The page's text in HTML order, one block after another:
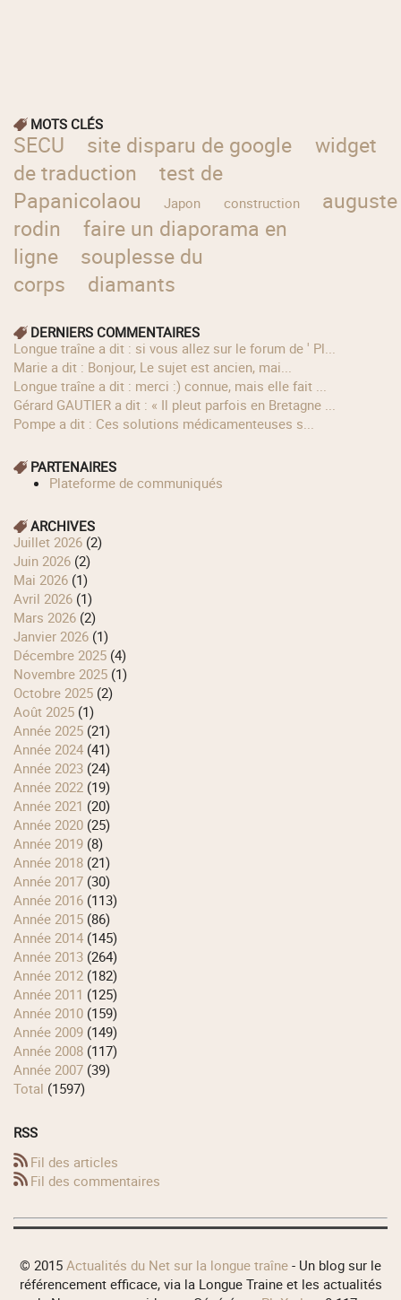
MOTS CLÉS
SECU site disparu de google
widget
de traduction
test de
Papanicolaou
Japon construction
auguste
rodin
faire un diaporama en
ligne
souplesse du
corps
diamants
DERNIERS COMMENTAIRES
longue traîne a dit : si vous allez sur le forum de ' Pl...
Marie a dit : Bonjour, Le sujet est ancien, mai...
longue traîne a dit : merci :) connue, mais elle fait ...
Gérard GAUTIER a dit : « Il pleut parfois en Bretagne ...
Pompe a dit : Ces solutions médicamenteuses s...
PARTENAIRES
Plateforme de communiqués
ARCHIVES
juillet 2026 (2)
juin 2026 (2)
mai 2026 (1)
avril 2026 (1)
mars 2026 (2)
janvier 2026 (1)
décembre 2025 (4)
novembre 2025 (1)
octobre 2025 (2)
août 2025 (1)
année 2025 (21)
année 2024 (41)
année 2023 (24)
année 2022 (19)
année 2021 (20)
année 2020 (25)
année 2019 (8)
année 2018 (21)
année 2017 (30)
année 2016 (113)
année 2015 (86)
année 2014 (145)
année 2013 (264)
année 2012 (182)
année 2011 (125)
année 2010 (159)
année 2009 (149)
année 2008 (117)
année 2007 (39)
total (1597)
RSS
Fil des articles
Fil des commentaires
© 2015 Actualités du Net sur la longue traîne - Un blog sur le
référencement efficace, via la Longue Traine et les actualités